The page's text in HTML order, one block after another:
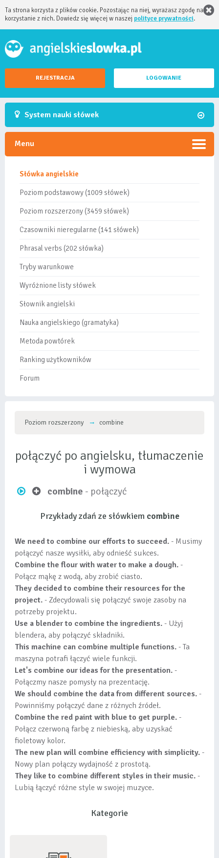
Ta strona korzysta z plików cookie. Pozostając na niej, wyrażasz zgodę na
korzystanie z nich. Dowiedz się więcej w naszej polityce prywatności.
REJESTRACJA LOGOWANIE
System nauki słówek
Menu
Słówka angielskie
Poziom podstawowy (1009 słówek)
Poziom rozszerzony (3459 słówek)
Czasowniki nieregularne (141 słówek)
Phrasal verbs (202 słówka)
Tryby warunkowe
Wyróżnione listy słówek
Słownik angielski
Nauka angielskiego (gramatyka)
Metoda powtórek
Ranking użytkowników
Forum
Poziom rozszerzony combine
połączyć po angielsku, tłumaczenie
i wymowa
combine - połączyć
Przykłady zdań ze słówkiem combine
We need to combine our efforts to succeed. - Musimy
połączyć nasze wysiłki, aby odnieść sukces.
Combine the flour with water to make a dough. -
Połącz mąkę z wodą, aby zrobić ciasto.
They decided to combine their resources for the
project. - Zdecydowali się połączyć swoje zasoby na
potrzeby projektu.
Use a blender to combine the ingredients. - Użyj
blendera, aby połączyć składniki.
This machine can combine multiple functions. - Ta
maszyna potrafi łączyć wiele funkcji.
Let's combine our ideas for the presentation. -
Połączmy nasze pomysły na prezentację.
We should combine the data from different sources. -
Powinniśmy połączyć dane z różnych źródeł.
Combine the red paint with blue to get purple. -
Połącz czerwoną farbę z niebieską, aby uzyskać
fioletowy kolor.
The new plan will combine efficiency with simplicity. -
Nowy plan połączy wydajność z prostotą.
They like to combine different styles in their music. -
Lubią łączyć różne style w swojej muzyce.
Kategorie